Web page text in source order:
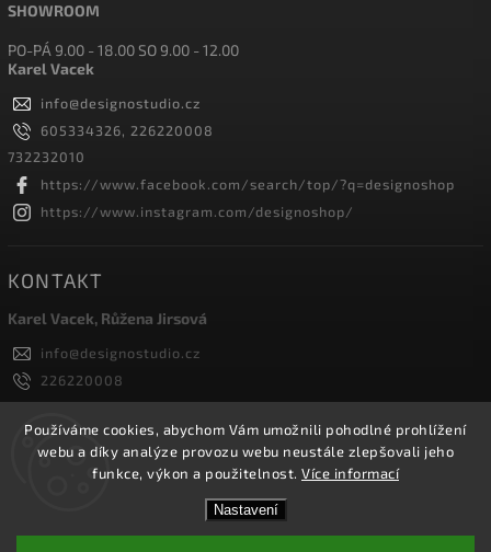
Používáme cookies, abychom Vám umožnili pohodlné prohlížení
webu a díky analýze provozu webu neustále zlepšovali jeho
funkce, výkon a použitelnost. Více informací
Nastavení
SHOWROOM
PO-PÁ 9.00 - 18.00 SO 9.00 - 12.00
Karel Vacek
info@designostudio.cz
605334326, 226220008
732232010
https://www.facebook.com/search/top/?q=designoshop
https://www.instagram.com/designoshop/
KONTAKT
Karel Vacek, Růžena Jirsová
info@designostudio.cz
226220008
605334326, 732232010
Designoshop
designoshop
Designoshop. Všechna práva vyhrazena.